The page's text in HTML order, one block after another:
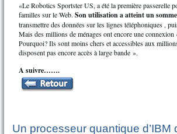
«Le Robotics Sportster US, a été la première passerelle
familles sur le Web. Son utilisation a atteint un
transmettre des données sur les lignes téléphoniques ,
Mais des millions de ménages ont encore une
Pourquoi? Ils sont moins chers et accessibles aux
disposent pas encore accès à large bande ».
A suivre…….
Un processeur quantique d’IBM